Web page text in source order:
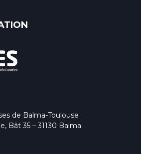
de Balma-Toulouse
Bât 35 – 31130 Balma